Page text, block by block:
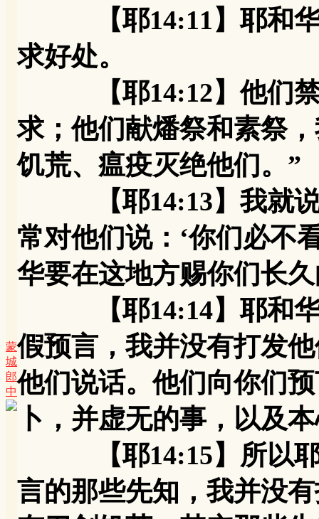
蒙
城
郎
中
【耶14:11】耶和华
求好处。
【耶14:12】他们禁
求；他们献燔祭和素祭
饥荒、瘟疫灭绝他们。”
【耶14:13】我就说
常对他们说：‘你们必不
华要在这地方赐你们长久
【耶14:14】耶和华
假预言，我并没有打发
他们说话。他们向你们
卜，并虚无的事，以及
【耶14:15】所以耶
言的那些先知，我并没